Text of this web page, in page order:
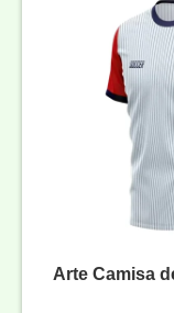
Arte Camisa